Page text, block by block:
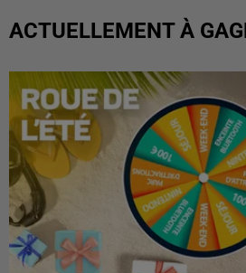
ACTUELLEMENT À